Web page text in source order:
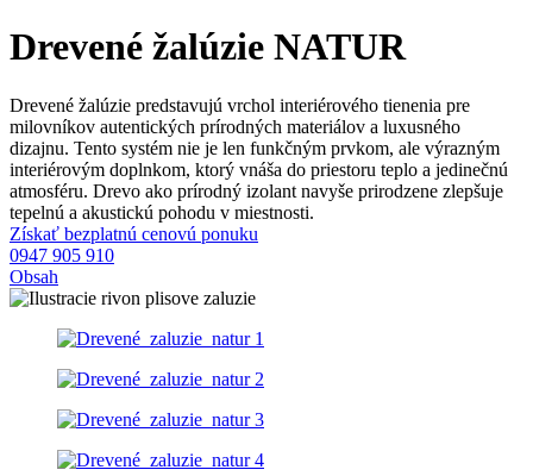
Drevené žalúzie NATUR
Drevené žalúzie predstavujú vrchol interiérového tienenia pre
milovníkov autentických prírodných materiálov a luxusného
dizajnu. Tento systém nie je len funkčným prvkom, ale výrazným
interiérovým doplnkom, ktorý vnáša do priestoru teplo a jedinečnú
atmosféru. Drevo ako prírodný izolant navyše prirodzene zlepšuje
tepelnú a akustickú pohodu v miestnosti.
Získať bezplatnú cenovú ponuku
0947 905 910
Obsah